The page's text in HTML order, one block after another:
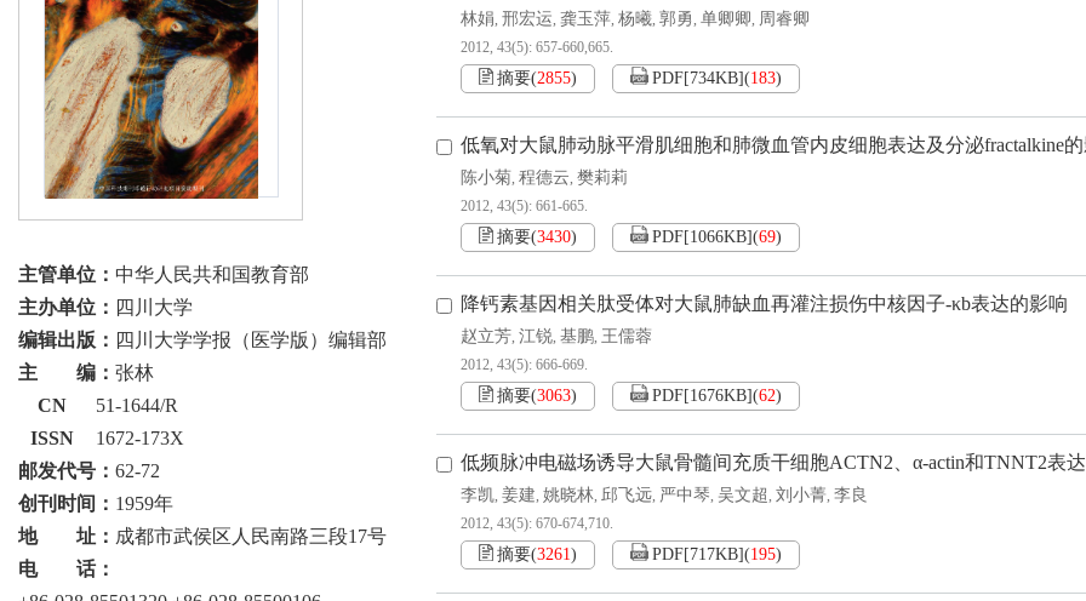
主管单位： 中华人民共和国教育部
主办单位： 四川大学
编辑出版： 四川大学学报（医学版）编辑部
主 编： 张林
CN
51-1644/R
ISSN
1672-173X
邮发代号： 62-72
创刊时间： 1959年
地 址： 成都市武侯区人民南路三段17号
电 话：
林娟, 邢宏运, 龚玉萍, 杨曦, 郭勇, 单卿卿, 周睿卿
2012, 43(5): 657-660,665.
摘要(2855) PDF[734KB](183)
低氧对大鼠肺动脉平滑肌细胞和肺微血管内皮细胞表达及分泌fractalkine
陈小菊, 程德云, 樊莉莉
2012, 43(5): 661-665.
摘要(3430) PDF[1066KB](69)
降钙素基因相关肽受体对大鼠肺缺血再灌注损伤中核因子-κb表达的影响
赵立芳, 江锐, 基鹏, 王儒蓉
2012, 43(5): 666-669.
摘要(3063) PDF[1676KB](62)
低频脉冲电磁场诱导大鼠骨髓间充质干细胞ACTN2、α-actin和TNNT2表达
李凯, 姜建, 姚晓林, 邱飞远, 严中琴, 吴文超, 刘小菁, 李良
2012, 43(5): 670-674,710.
摘要(3261) PDF[717KB](195)